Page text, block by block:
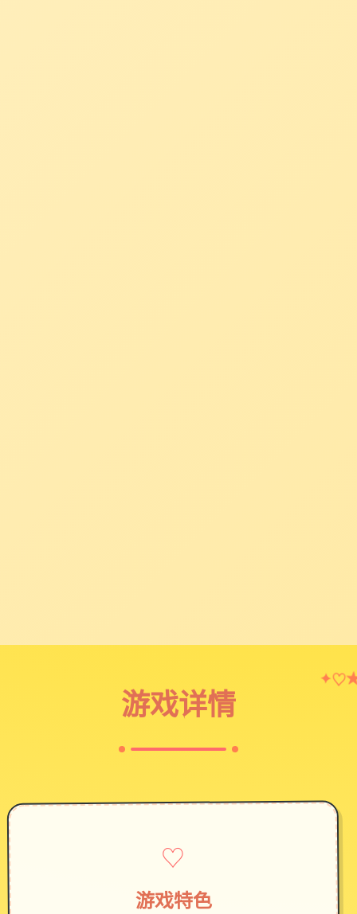
游戏详情
✦♡
♡
游戏特色